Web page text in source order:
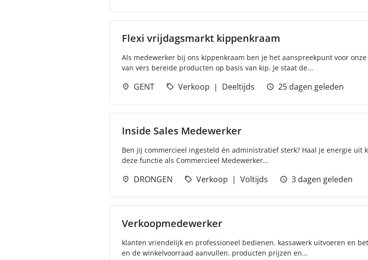
Flexi vrijdagsmarkt kippenkraam
Als medewerker bij ons kippenkraam ben je het aanspreekpunt voor
van vers bereide producten op basis van kip. Je staat de...
GENT Verkoop Deeltijds 25 dagen geleden
Inside Sales Medewerker
Ben jij commercieel ingesteld én administratief sterk? Haal je energie uit
deze functie als Commercieel Medewerker...
DRONGEN Verkoop Voltijds 3 dagen geleden
Verkoopmedewerker
klanten vriendelijk en professioneel bedienen. kassawerk uitvoeren en
en de winkelvoorraad aanvullen. producten prijzen en...